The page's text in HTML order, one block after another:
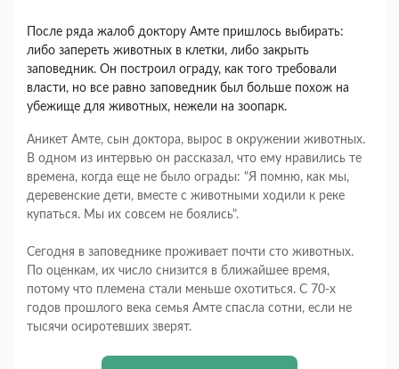
После ряда жалоб доктору Амте пришлось выбирать:
либо запереть животных в клетки, либо закрыть
заповедник. Он построил ограду, как того требовали
власти, но все равно заповедник был больше похож на
убежище для животных, нежели на зоопарк.
Аникет Амте, сын доктора, вырос в окружении животных.
В одном из интервью он рассказал, что ему нравились те
времена, когда еще не было ограды: "Я помню, как мы,
деревенские дети, вместе с животными ходили к реке
купаться. Мы их совсем не боялись".
Сегодня в заповеднике проживает почти сто животных.
По оценкам, их число снизится в ближайшее время,
потому что племена стали меньше охотиться. С 70-х
годов прошлого века семья Амте спасла сотни, если не
тысячи осиротевших зверят.